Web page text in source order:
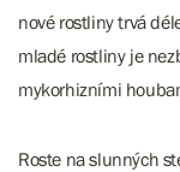
nové rostliny trvá
mladé rostliny je
mykorhizními
Roste na slunných